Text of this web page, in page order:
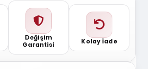
Değişim
Garantisi
Kolay İade